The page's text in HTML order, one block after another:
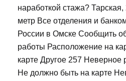
наработкой стажа?
метр Все отделения и
России в Омске Сообщить
работы Расположение на
карте Другое 257 Неверное
Не должно быть на карте